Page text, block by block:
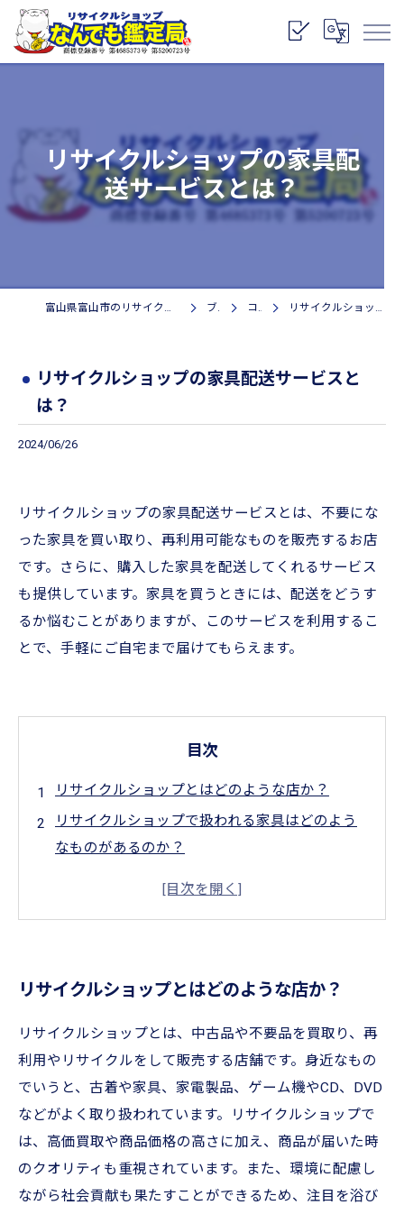
リサイクルショップの家具配
送サービスとは？
富山県富山市のリサイクルショップなら株式会社なんでも鑑定局 ブログ コラム リサイクルショップの家具配送サービスとは？
リサイクルショップの家具配送サービスと
は？
2024/06/26
リサイクルショップの家具配送サービスとは、不要にな
った家具を買い取り、再利用可能なものを販売するお店
です。さらに、購入した家具を配送してくれるサービス
も提供しています。家具を買うときには、配送をどうす
るか悩むことがありますが、このサービスを利用するこ
とで、手軽にご自宅まで届けてもらえます。
目次
リサイクルショップとはどのような店か？
リサイクルショップで扱われる家具はどのよう
なものがあるのか？
リサイクルショップの家具配送サービスとは何
物流会社との協業がリサイクルショップの家具
リサイクルショップとはどのような店か？
リサイクルショップとは、中古品や不要品を買取り、再
利用やリサイクルをして販売する店舗です。身近なもの
でいうと、古着や家具、家電製品、ゲーム機やCD、DVD
などがよく取り扱われています。リサイクルショップで
は、高価買取や商品価格の高さに加え、商品が届いた時
のクオリティも重視されています。また、環境に配慮し
ながら社会貢献も果たすことができるため、注目を浴び